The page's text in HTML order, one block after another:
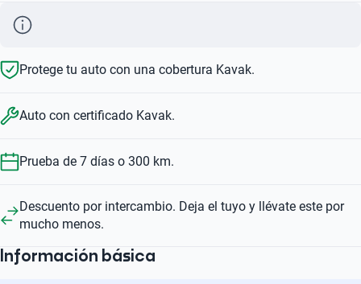
Protege tu auto con una cobertura Kavak.
Auto con certificado Kavak.
Prueba de 7 días o 300 km.
Descuento por intercambio. Deja el tuyo y llévate este por
mucho menos.
Información básica